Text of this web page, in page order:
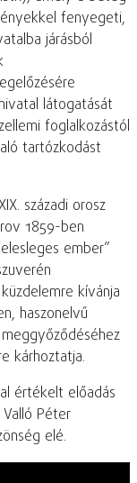
fenyegeti,
járásból
látogatását
foglalkozástól
tartózkodást
századi orosz
1859-ben
ember”
kívánja
haszonelvű
kárhoztatja.
értékelt előadás
Péter
elé.